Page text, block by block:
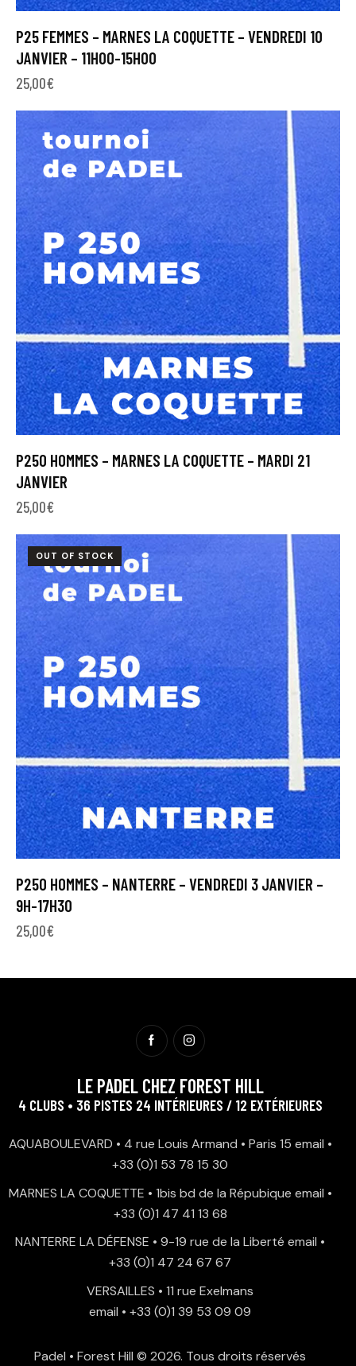
P25 FEMMES – MARNES LA COQUETTE – VENDREDI 10
JANVIER – 11H00-15H00
25,00€
P250 HOMMES – MARNES LA COQUETTE – MARDI 21
JANVIER
25,00€
OUT OF STOCK
P250 HOMMES – NANTERRE – VENDREDI 3 JANVIER –
9H-17H30
25,00€
LE PADEL CHEZ FOREST HILL
4 CLUBS • 36 PISTES 24 INTÉRIEURES / 12 EXTÉRIEURES
AQUABOULEVARD • 4 rue Louis Armand • Paris 15 email •
+33 (0)1 53 78 15 30
MARNES LA COQUETTE • 1bis bd de la Répubique email •
+33 (0)1 47 41 13 68
NANTERRE LA DÉFENSE • 9-19 rue de la Liberté email •
+33 (0)1 47 24 67 67
VERSAILLES • 11 rue Exelmans
email • +33 (0)1 39 53 09 09
Padel • Forest Hill © 2026. Tous droits réservés